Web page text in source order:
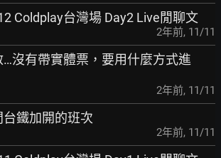
Coldplay台灣場 Day2 Live閒聊文
2年前, 11/11
…沒有帶實體票，要用什麼方式進
2年前, 11/11
台鐵加開的班次
2年前, 11/11